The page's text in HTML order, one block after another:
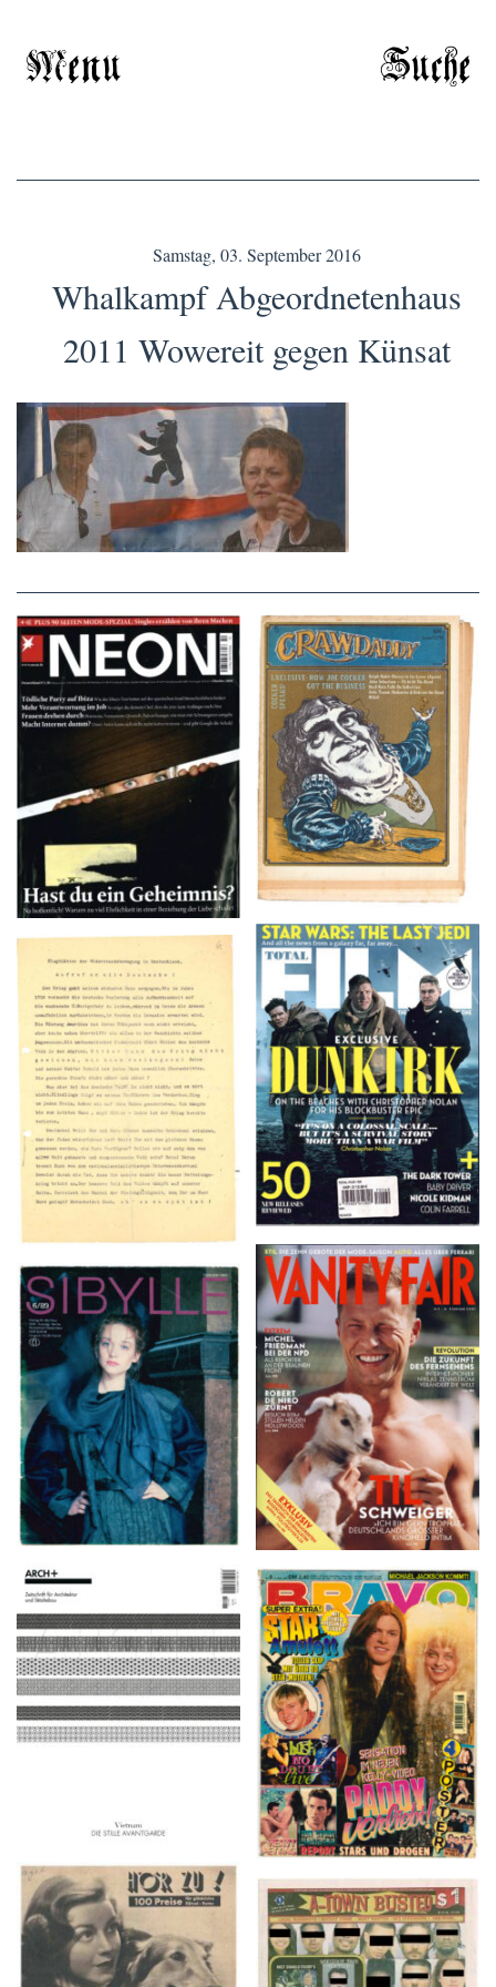
Menu Suche
Samstag, 03. September 2016
Whalkampf Abgeordnetenhaus
2011 Wowereit gegen Künsat
NEON – OKTOBER
2008
Crawdaddy – June/11/72
TOTAL FILM #260 –
SUMMER 2017
Flugblätter der Weissen
Rose – V, Januar 1943
VANITY FAIR – Nr. 7 –
8. Februar 2007
SIBYLLE 6/89
ARCH+ Nr. 226, Herbst
2016
BRAVO – Nr. 8, 13. Febr.
1997
HÖR ZU! – 1949,
NUMMER 10, Woche
vom 27. Februar bis 05.
A-TOWN BUSTED –
8/15/16–9/1/16